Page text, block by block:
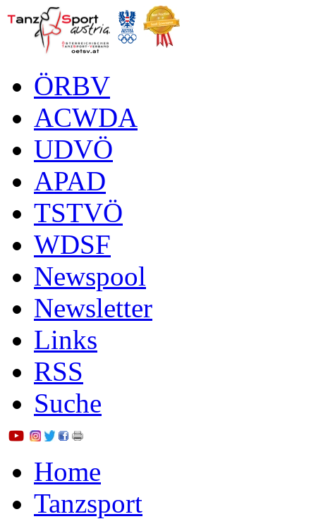
ÖRBV
ACWDA
UDVÖ
APAD
TSTVÖ
WDSF
Newspool
Newsletter
Links
RSS
Suche
Home
Tanzsport